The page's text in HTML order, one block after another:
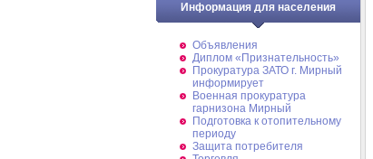
Информация для населения
Объявления
Диплом «Признательность»
Прокуратура ЗАТО г. Мирный
информирует
Военная прокуратура
гарнизона Мирный
Подготовка к отопительному
периоду
Защита потребителя